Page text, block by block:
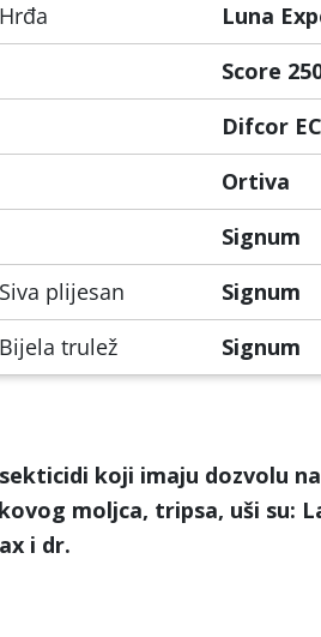
Hrđa
Luna
Score
Difcor EC
Ortiva
Signum
Siva plijesan
Signum
Bijela trulež
Signum
koji imaju dozvolu
moljca, tripsa, uši su:
i dr.